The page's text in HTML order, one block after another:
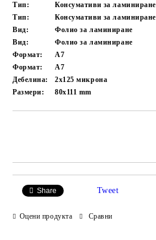
Тип:
Консумативи за ламиниране
Тип:
Консумативи за ламиниране
Вид:
Фолио за ламиниране
Вид:
Фолио за ламиниране
Формат:
A7
Формат:
A7
Дебелина:
2x125 микрона
Размери:
80x111 mm
Share Tweet
Оцени продукта Сравни